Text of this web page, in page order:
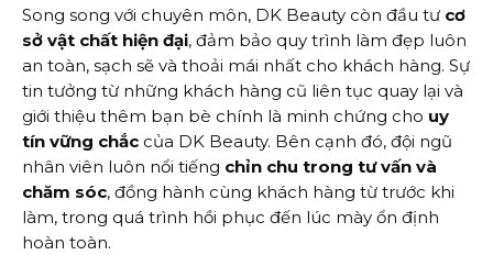
Song song với chuyên môn, DK Beauty còn đầu tư cơ
sở vật chất hiện đại, đảm bảo quy trình làm đẹp luôn
an toàn, sạch sẽ và thoải mái nhất cho khách hàng. Sự
tin tưởng từ những khách hàng cũ liên tục quay lại và
giới thiệu thêm bạn bè chính là minh chứng cho uy
tín vững chắc của DK Beauty. Bên cạnh đó, đội ngũ
nhân viên luôn nổi tiếng chỉn chu trong tư vấn và
chăm sóc, đồng hành cùng khách hàng từ trước khi
làm, trong quá trình hồi phục đến lúc mày ổn định
hoàn toàn.